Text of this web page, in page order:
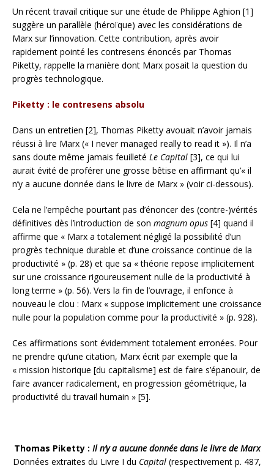
Un récent travail critique sur une étude de Philippe Aghion [1]
suggère un parallèle (héroïque) avec les considérations de
Marx sur l’innovation. Cette contribution, après avoir
rapidement pointé les contresens énoncés par Thomas
Piketty, rappelle la manière dont Marx posait la question du
progrès technologique.
Piketty : le contresens absolu
Dans un entretien [2], Thomas Piketty avouait n’avoir jamais
réussi à lire Marx (« I never managed really to read it »). Il n’a
sans doute même jamais feuilleté Le Capital [3], ce qui lui
aurait évité de proférer une grosse bêtise en affirmant qu’« il
n’y a aucune donnée dans le livre de Marx » (voir ci-dessous).
Cela ne l’empêche pourtant pas d’énoncer des (contre-)vérités
définitives dès l’introduction de son magnum opus [4] quand il
affirme que « Marx a totalement négligé la possibilité d’un
progrès technique durable et d’une croissance continue de la
productivité » (p. 28) et que sa « théorie repose implicitement
sur une croissance rigoureusement nulle de la productivité à
long terme » (p. 56). Vers la fin de l’ouvrage, il enfonce à
nouveau le clou : Marx « suppose implicitement une croissance
nulle pour la population comme pour la productivité » (p. 928).
Ces affirmations sont évidemment totalement erronées. Pour
ne prendre qu’une citation, Marx écrit par exemple que la
« mission historique [du capitalisme] est de faire s’épanouir, de
faire avancer radicalement, en progression géométrique, la
productivité du travail humain » [5].
Thomas Piketty : Il n’y a aucune donnée dans le livre de Marx
Données extraites du Livre I du Capital (respectivement p. 487,